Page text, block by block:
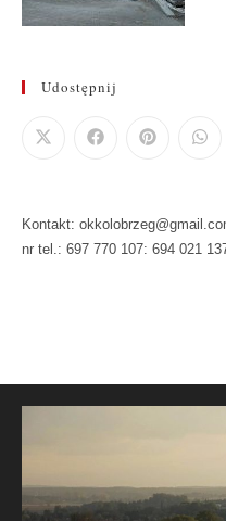
Udostępnij
Kontakt:
nr tel.: 697 770 107: 694 021